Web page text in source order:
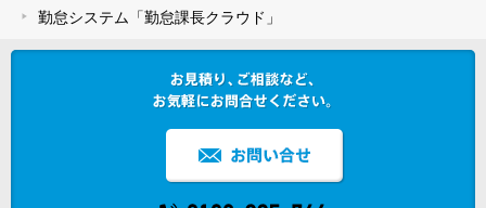
勤怠システム「勤怠課長クラウド」